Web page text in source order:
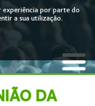
experiência por parte do
a sua utilização.
DA